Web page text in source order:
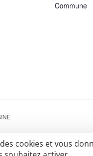
Commune
cookies et vous